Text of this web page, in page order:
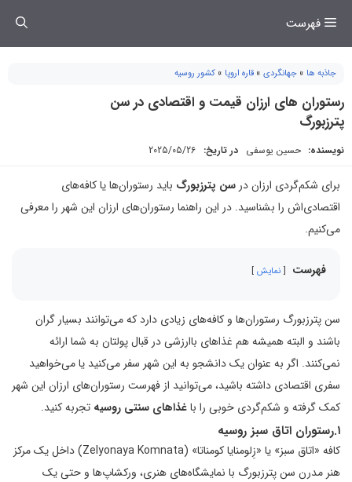
فهرست
جاذبه ها » جهانگردی » قاره اروپا » کشور روسیه
رستوران های ارزان قیمت و اقتصادی در سن
پترزبورگ
نویسنده: حسین یوسفی در تاریخ: 2025/05/26
برای شکم‌گردی ارزان در سن پترزبورگ باید رستوران‌ها یا کافه‌های
اقتصادی‌اش را بشناسید. در این راهنما رستوران‌های ارزان این شهر را معرفی
می‌کنیم.
فهرست نمایش
سن پترزبورگ رستوران‌ها و کافه‌های زیادی دارد که می‌توانند بسیار گران
باشند و البته همیشه هم غذاهای باارزشی در قبال پولتان به شما ارائه
نمی‌کنند. اگر به عنوان یک دانشجو به این شهر سفر می‌کنید یا می‌خواهید
سفری اقتصادی داشته باشید، می‌توانید از فهرست رستوران‌های ارزان این شهر
کمک گرفته و شکم‌گردی خوبی را باغذاهای سنتی روسیه تجربه کنید.
۱.رستوران اتاق سبز روسیه
کافه «اتاق سبز» یا «زِلومنایا کومناتا» (Zelyonaya Komnata) داخل یک مرکز
هنر مدرن سن پترزبورگ با نمایشگاه‌های هنری، ورکشاپ‌ها و حتی یک